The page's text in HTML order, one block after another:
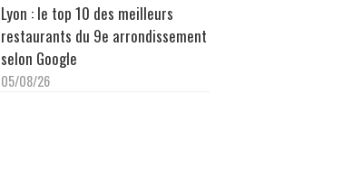
Lyon : le top 10 des meilleurs
restaurants du 9e arrondissement
selon Google
05/08/26